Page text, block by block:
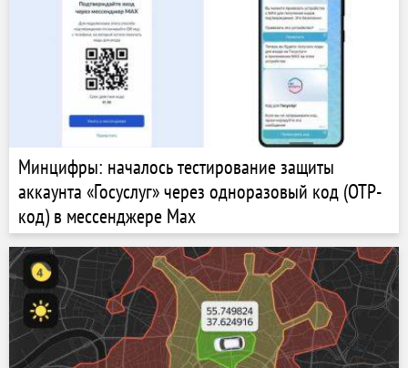
Минцифры: началось тестирование защиты
аккаунта «Госуслуг» через одноразовый код (OTP-
код) в мессенджере Мах